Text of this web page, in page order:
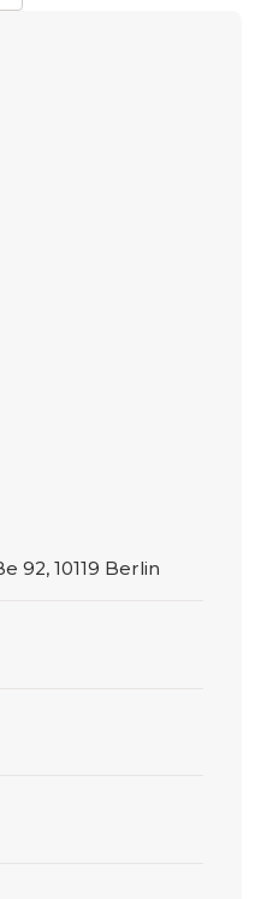
92, 10119 Berlin